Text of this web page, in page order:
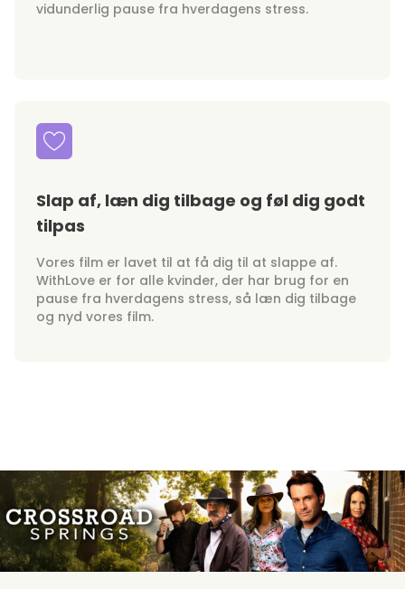
vidunderlig pause fra hverdagens stress.
Slap af, læn dig tilbage og føl dig godt
tilpas
Vores film er lavet til at få dig til at slappe af.
WithLove er for alle kvinder, der har brug for en
pause fra hverdagens stress, så læn dig tilbage
og nyd vores film.